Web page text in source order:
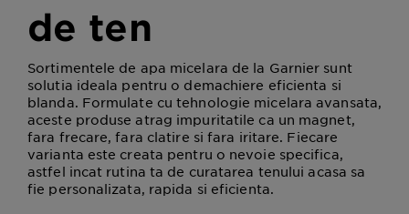
de ten
Sortimentele de apa micelara de la Garnier sunt
solutia ideala pentru o demachiere eficienta si
blanda. Formulate cu tehnologie micelara avansata,
aceste produse atrag impuritatile ca un magnet,
fara frecare, fara clatire si fara iritare. Fiecare
varianta este creata pentru o nevoie specifica,
astfel incat rutina ta de curatarea tenului acasa sa
fie personalizata, rapida si eficienta.